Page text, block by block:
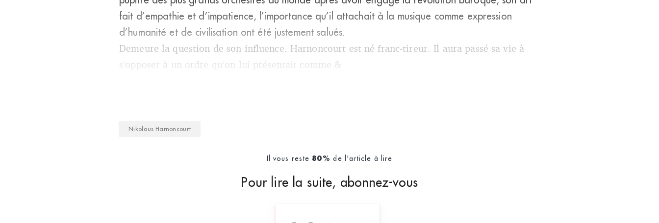
fait d’empathie et d’impatience, l’importance qu’il attachait à la musique comme expression
d’humanité et de civilisation ont été justement salués.
Demeure la question de son influence. Harnoncourt est né franc-tireur. Il aura passé sa vie à
s’opposer à un ordre qu’on lui présentait comme &
Nikolaus Harnoncourt
Il vous reste 80% de l'article à lire
Pour lire la suite, abonnez-vous